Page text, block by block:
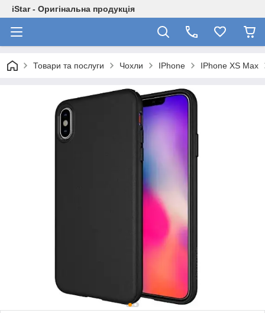
iStar - Оригінальна продукція
Товари та послуги Чохли IPhone IPhone XS Max